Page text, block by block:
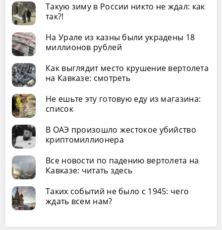
Такую зиму в России никто не ждал: как
так?!
На Урале из казны были украдены 18
миллионов рублей
Как выглядит место крушение вертолета
на Кавказе: смотреть
Не ешьте эту готовую еду из магазина:
список
В ОАЭ произошло жестокое убийство
криптомиллионера
Все новости по падению вертолета на
Кавказе: читать здесь
Таких событий не было с 1945: чего
ждать всем нам?